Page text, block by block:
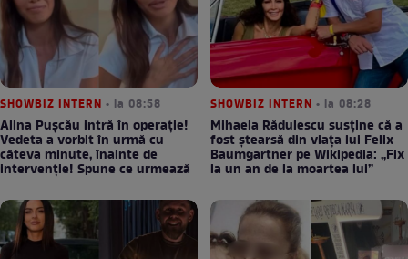
SHOWBIZ INTERN • la 08:58
Alina Pușcău intră în operație!
Vedeta a vorbit în urmă cu
câteva minute, înainte de
intervenție! Spune ce urmează
SHOWBIZ INTERN • la 08:28
Mihaela Rădulescu susține că a
fost ștearsă din viața lui Felix
Baumgartner pe Wikipedia: „Fix
la un an de la moartea lui”